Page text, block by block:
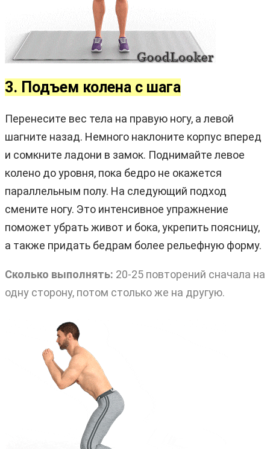
3. Подъем колена с шага
Перенесите вес тела на правую ногу, а левой
шагните назад. Немного наклоните корпус вперед
и сомкните ладони в замок. Поднимайте левое
колено до уровня, пока бедро не окажется
параллельным полу. На следующий подход
смените ногу. Это интенсивное упражнение
поможет убрать живот и бока, укрепить поясницу,
а также придать бедрам более рельефную форму.
Сколько выполнять: 20-25 повторений сначала на
одну сторону, потом столько же на другую.